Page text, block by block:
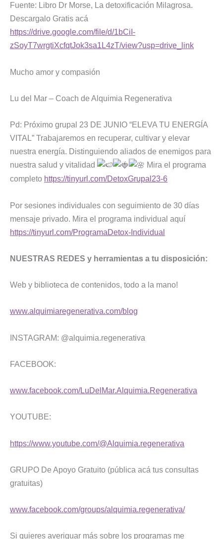
Fuente: Libro Dr Morse, La detoxificación Milagrosa.
Descargalo Gratis acá
https://drive.google.com/file/d/1bCiI-
zSoyT7wrgtiXcfqtJok3sa1L4zT/view?usp=drive_link
Mucho amor y compasión
Lu del Mar – Coach de Alquimia Regenerativa
Pd: Próximo grupal 23 DE JUNIO “ELEVA TU ENERGÍA
VITAL” Trabajaremos en recuperar, cultivar y elevar
nuestra energía. Distinguiendo aliados de enemigos para
nuestra salud y vitalidad
Mira el programa
completo https://tinyurl.com/DetoxGrupal23-6
Por sesiones individuales con seguimiento de 30 días
mensaje privado. Mira el programa individual aquí
https://tinyurl.com/ProgramaDetox-Individual
NUESTRAS REDES y herramientas a tu disposición:
Web y biblioteca de contenidos, todo a la mano!
www.alquimiaregenerativa.com/blog
INSTAGRAM: @alquimia.regenerativa
FACEBOOK:
www.facebook.com/LuDelMar.Alquimia.Regenerativa
YOUTUBE:
https://www.youtube.com/@Alquimia.regenerativa
GRUPO De Apoyo Gratuito (pública acá tus consultas
gratuitas)
www.facebook.com/groups/alquimia.regenerativa/
Si quieres averiguar más sobre los programas me